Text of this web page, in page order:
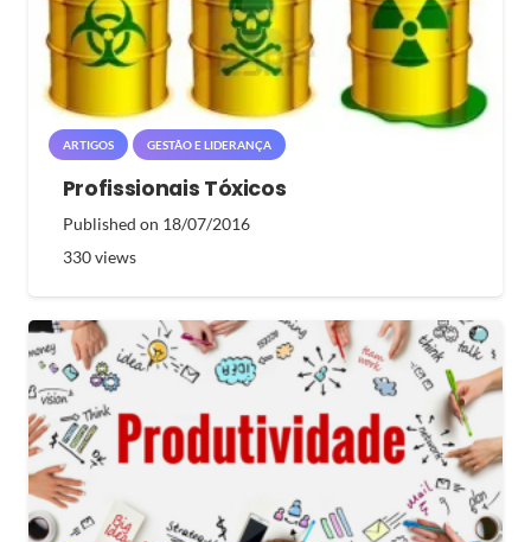
ARTIGOS GESTÃO E LIDERANÇA
Profissionais Tóxicos
Published on 18/07/2016
330views